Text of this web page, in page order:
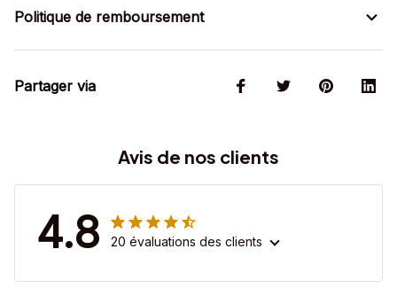
Politique de remboursement
Partager via
Avis de nos clients
4.8 20 évaluations des clients